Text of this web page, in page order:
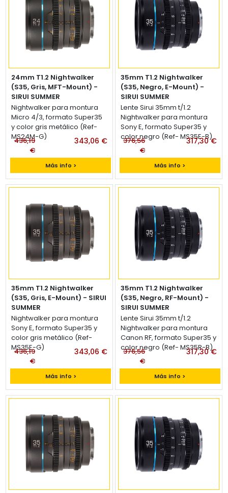
24mm T1.2 Nightwalker
(S35, Gris, MFT-Mount) -
SIRUI SUMMER
Lente Sirui 24mm t/1.2
Nightwalker para montura
Micro 4/3, formato Super35
y color gris metálico (Ref-
MS24M-G)
Más info >
436,19
€
343,06 €
35mm T1.2 Nightwalker
(S35, Negro, E-Mount) -
SIRUI SUMMER
Lente Sirui 35mm t/1.2
Nightwalker para montura
Sony E, formato Super35 y
color negro (Ref- MS35E-B)
Más info >
376,56
€
317,30 €
35mm T1.2 Nightwalker
(S35, Gris, E-Mount) - SIRUI
SUMMER
Lente Sirui 35mm t/1.2
Nightwalker para montura
Sony E, formato Super35 y
color gris metálico (Ref-
MS35E-G)
Más info >
436,19
€
343,06 €
35mm T1.2 Nightwalker
(S35, Negro, RF-Mount) -
SIRUI SUMMER
Lente Sirui 35mm t/1.2
Nightwalker para montura
Canon RF, formato Super35 y
color negro (Ref- MS35R-B)
Más info >
376,56
€
317,30 €